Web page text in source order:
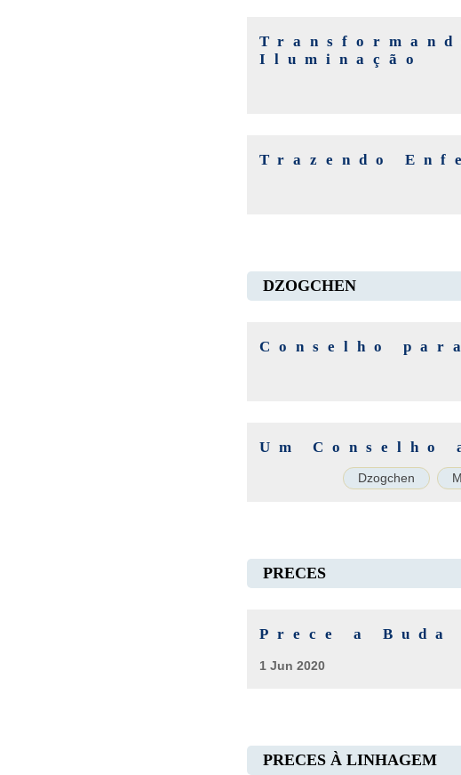
Iluminação
Trazendo
DZOGCHEN
Conselho
Um Conselho
Dzogchen
PRECES
Prece a Buda
1 Jun 2020
PRECES À LINHAGEM